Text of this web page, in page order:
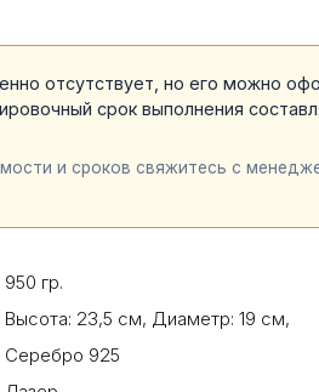
отсутствует, но его можно
срок выполнения
и сроков свяжитесь с
950 гр.
Высота: 23,5 см, Диаметр: 19 см,
Серебро 925